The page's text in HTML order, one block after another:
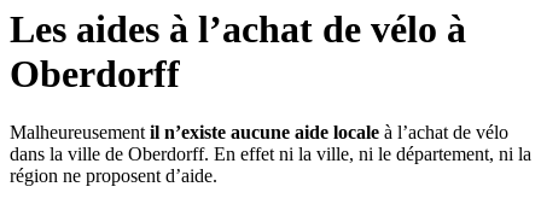
Les aides à l’achat de vélo à
Oberdorff
Malheureusement il n’existe aucune aide locale à l’achat de vélo
dans la ville de Oberdorff. En effet ni la ville, ni le département, ni la
région ne proposent d’aide.